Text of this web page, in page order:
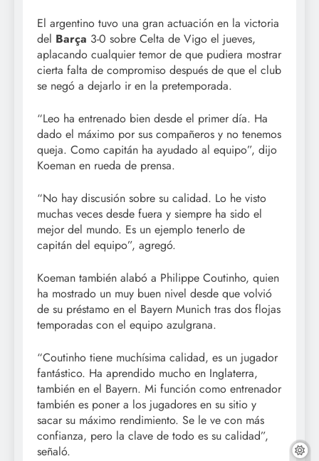
El argentino tuvo una gran actuación en la victoria
del Barça 3-0 sobre Celta de Vigo el jueves,
aplacando cualquier temor de que pudiera mostrar
cierta falta de compromiso después de que el club
se negó a dejarlo ir en la pretemporada.
“Leo ha entrenado bien desde el primer día. Ha
dado el máximo por sus compañeros y no tenemos
queja. Como capitán ha ayudado al equipo”, dijo
Koeman en rueda de prensa.
“No hay discusión sobre su calidad. Lo he visto
muchas veces desde fuera y siempre ha sido el
mejor del mundo. Es un ejemplo tenerlo de
capitán del equipo”, agregó.
Koeman también alabó a Philippe Coutinho, quien
ha mostrado un muy buen nivel desde que volvió
de su préstamo en el Bayern Munich tras dos flojas
temporadas con el equipo azulgrana.
“Coutinho tiene muchísima calidad, es un jugador
fantástico. Ha aprendido mucho en Inglaterra,
también en el Bayern. Mi función como entrenador
también es poner a los jugadores en su sitio y
sacar su máximo rendimiento. Se le ve con más
confianza, pero la clave de todo es su calidad”,
señaló.